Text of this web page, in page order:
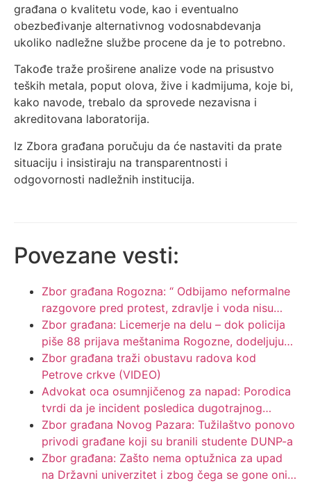
građana o kvalitetu vode, kao i eventualno
obezbeđivanje alternativnog vodosnabdevanja
ukoliko nadležne službe procene da je to potrebno.
Takođe traže proširene analize vode na prisustvo
teških metala, poput olova, žive i kadmijuma, koje bi,
kako navode, trebalo da sprovede nezavisna i
akreditovana laboratorija.
Iz Zbora građana poručuju da će nastaviti da prate
situaciju i insistiraju na transparentnosti i
odgovornosti nadležnih institucija.
Povezane vesti:
Zbor građana Rogozna: “ Odbijamo neformalne
razgovore pred protest, zdravlje i voda nisu…
Zbor građana: Licemerje na delu – dok policija
piše 88 prijava meštanima Rogozne, dodeljuju…
Zbor građana traži obustavu radova kod
Petrove crkve (VIDEO)
Advokat oca osumnjičenog za napad: Porodica
tvrdi da je incident posledica dugotrajnog…
Zbor građana Novog Pazara: Tužilaštvo ponovo
privodi građane koji su branili studente DUNP-a
Zbor građana: Zašto nema optužnica za upad
na Državni univerzitet i zbog čega se gone oni…